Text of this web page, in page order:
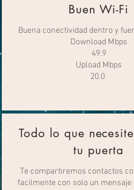
Buen Wi-Fi
Buena conectividad dentro y
Download Mbps
49.9
Upload Mbps
20.0
Todo lo que
tu puerta
Te compartiremos contactos
facilmente con solo un mensaje